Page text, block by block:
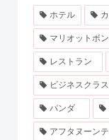
ホテル
マリオットボ
レストラン
ビジネスクラス
パンダ
アフタヌーン